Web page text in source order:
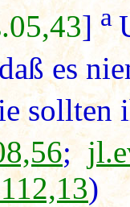
]a
es
sollten
;
)